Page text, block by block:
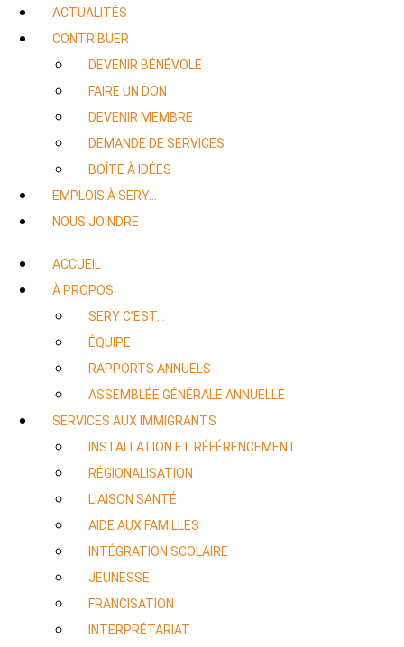
ACTUALITÉS
CONTRIBUER
DEVENIR BÉNÉVOLE
FAIRE UN DON
DEVENIR MEMBRE
DEMANDE DE SERVICES
BOÎTE À IDÉES
EMPLOIS À SERY…
NOUS JOINDRE
ACCUEIL
À PROPOS
SERY C’EST…
ÉQUIPE
RAPPORTS ANNUELS
ASSEMBLÉE GÉNÉRALE ANNUELLE
SERVICES AUX IMMIGRANTS
INSTALLATION ET RÉFÉRENCEMENT
RÉGIONALISATION
LIAISON SANTÉ
AIDE AUX FAMILLES
INTÉGRATION SCOLAIRE
JEUNESSE
FRANCISATION
INTERPRÉTARIAT